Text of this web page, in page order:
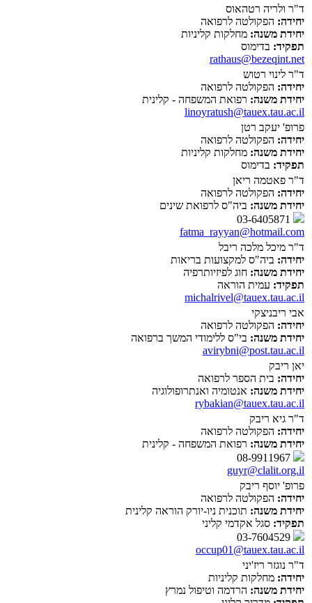
ד"ר ולריה רטהאוס
יחידה: הפקולטה לרפואה
יחידת משנה: מחלקות קליניות
תפקיד: בדימוס
rathaus@bezeqint.net
ד"ר לינוי רטוש
יחידה: הפקולטה לרפואה
יחידת משנה: רפואת המשפחה - קלינית
linoyratush@tauex.tau.ac.il
פרופ' יעקב רטן
יחידה: הפקולטה לרפואה
יחידת משנה: מחלקות קליניות
תפקיד: בדימוס
ד"ר פאטמה ריאן
יחידה: הפקולטה לרפואה
יחידת משנה: ביה"ס לרפואת שינים
fatma_rayyan@hotmail.com
ד"ר מיכל מלכה ריבל
יחידה: ביה"ס למקצועות בריאות
יחידת משנה: חוג לפיזיותרפיה
תפקיד: עמית הוראה
michalrivel@tauex.tau.ac.il
אבי ריבניצקי
יחידה: הפקולטה לרפואה
יחידת משנה: בי"ס ללימודי המשך ברפואה
avirybni@post.tau.ac.il
יאן ריבק
יחידה: בית הספר לרפואה
יחידת משנה: אנטומיה ואנתרופולוגיה
rybakian@tauex.tau.ac.il
ד"ר גיא ריבק
יחידה: הפקולטה לרפואה
יחידת משנה: רפואת המשפחה - קלינית
guyr@clalit.org.il
פרופ' יוסף ריבק
יחידה: הפקולטה לרפואה
יחידת משנה: תוכנית ניו-יורק הוראה קלינית
תפקיד: סגל אקדמי קליני
occup01@tauex.tau.ac.il
ד"ר נוגזר ריז'יני
יחידה: מחלקות קליניות
יחידת משנה: הרדמה וטיפול נמרץ